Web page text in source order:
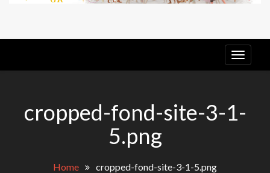
GR ST
BRES
cropped-fond-site-3-1-
5.png
Home cropped-fond-site-3-1-5.png